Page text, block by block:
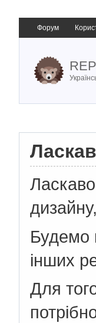
Форум
Будемо
інших
Для